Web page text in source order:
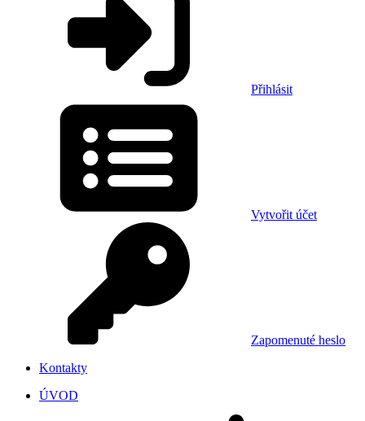
Přihlásit
Vytvořit účet
Zapomenuté heslo
Kontakty
ÚVOD